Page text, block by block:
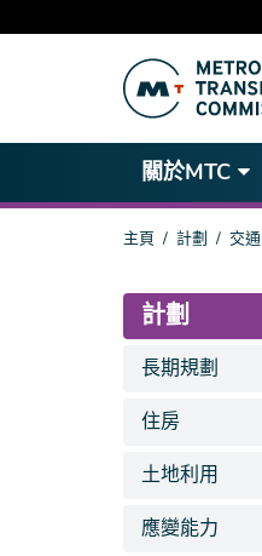
要
容
關於MTC
你
主頁 計劃 交通
計劃
長期規劃
住房
土地利用
應變能力